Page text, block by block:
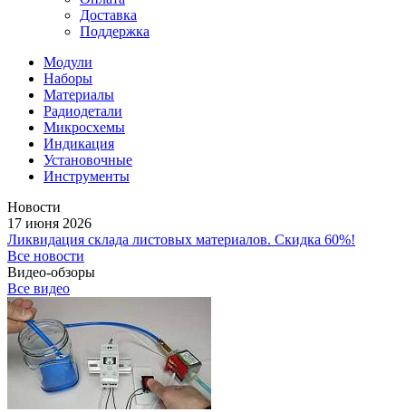
Доставка
Поддержка
Модули
Наборы
Материалы
Радиодетали
Микросхемы
Индикация
Установочные
Инструменты
Новости
17 июня 2026
Ликвидация склада листовых материалов. Скидка 60%!
Все новости
Видео-обзоры
Все видео